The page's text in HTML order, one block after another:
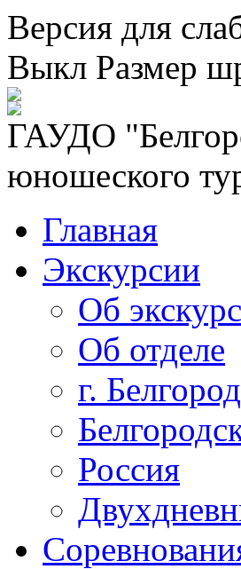
Версия для
Выкл Размер
ГАУДО
юношеского
Главная
Экскурсии
Об
Об отделе
г. Белгород
Россия